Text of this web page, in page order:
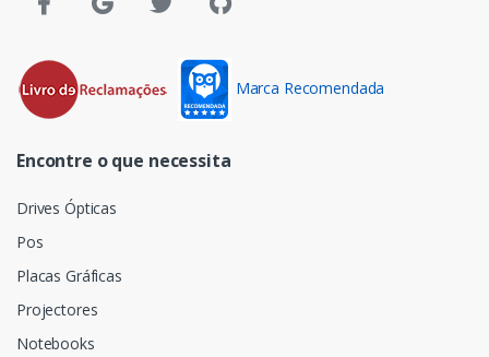
Marca Recomendada
Encontre o que necessita
Drives Ópticas
Pos
Placas Gráficas
Projectores
Notebooks